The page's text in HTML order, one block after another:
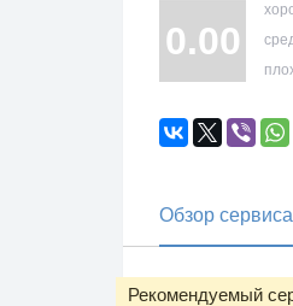
0.00
Обзор сервиса
Рекомендуемый